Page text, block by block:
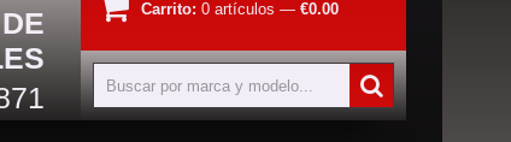
Carrito: 0 artículos — €0.00